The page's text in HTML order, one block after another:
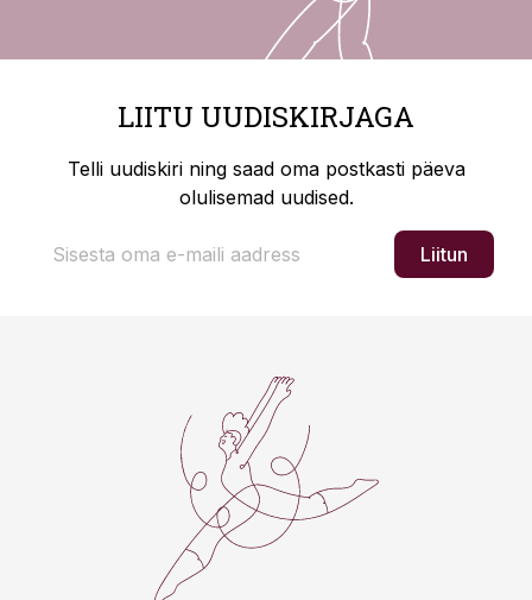
LIITU UUDISKIRJAGA
Telli uudiskiri ning saad oma postkasti päeva
olulisemad uudised.
Liitun